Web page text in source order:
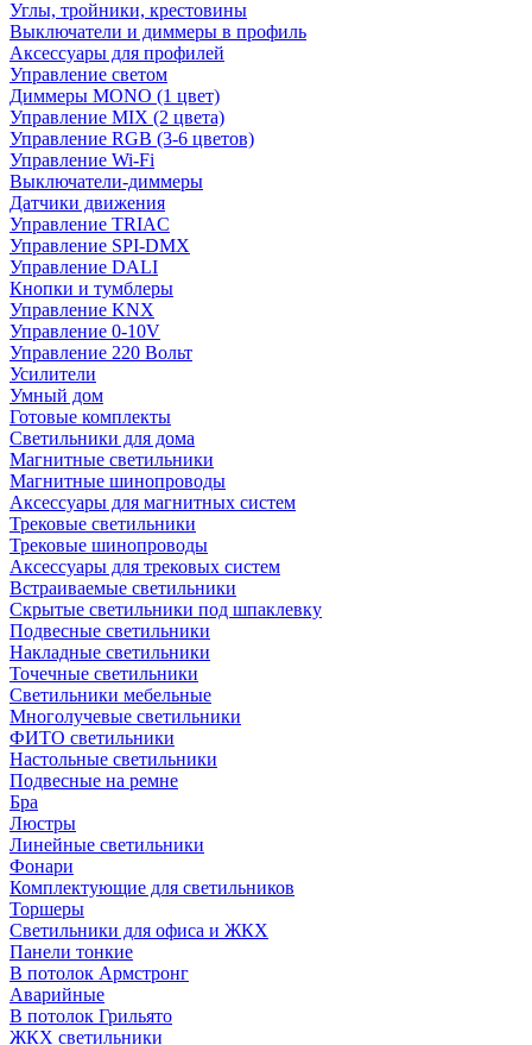
Углы, тройники, крестовины
Выключатели и диммеры в профиль
Аксессуары для профилей
Управление светом
Диммеры MONO (1 цвет)
Управление MIX (2 цвета)
Управление RGB (3-6 цветов)
Управление Wi-Fi
Выключатели-диммеры
Датчики движения
Управление TRIAC
Управление SPI-DMX
Управление DALI
Кнопки и тумблеры
Управление KNX
Управление 0-10V
Управление 220 Вольт
Усилители
Умный дом
Готовые комплекты
Светильники для дома
Магнитные светильники
Магнитные шинопроводы
Аксессуары для магнитных систем
Трековые светильники
Трековые шинопроводы
Аксессуары для трековых систем
Встраиваемые светильники
Скрытые светильники под шпаклевку
Подвесные светильники
Накладные светильники
Точечные светильники
Светильники мебельные
Многолучевые светильники
ФИТО светильники
Настольные светильники
Подвесные на ремне
Бра
Люстры
Линейные светильники
Фонари
Комплектующие для светильников
Торшеры
Светильники для офиса и ЖКХ
Панели тонкие
В потолок Армстронг
Аварийные
В потолок Грильято
ЖКХ светильники